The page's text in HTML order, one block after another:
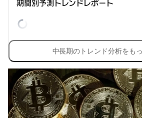
期間別予測トレンドレポート
中長期のトレンド分析をも